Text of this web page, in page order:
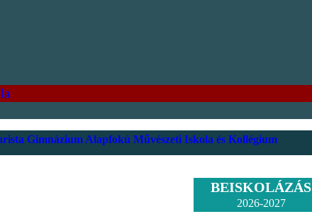
Gimnázium Alapfokú Művészeti Iskola és Kollégium
BEISKOLÁZÁS
2026-2027